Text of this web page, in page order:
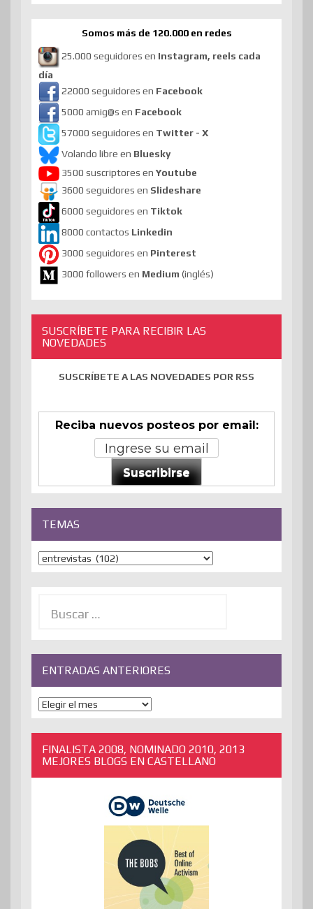
Somos más de 120.000 en redes
25.000 seguidores en Instagram, reels cada
día
22000 seguidores en Facebook
5000 amig@s en Facebook
57000 seguidores en Twitter - X
Volando libre en Bluesky
3500 suscriptores en Youtube
3600 seguidores en Slideshare
6000 seguidores en Tiktok
8000 contactos Linkedin
3000 seguidores en Pinterest
3000 followers en Medium (inglés)
SUSCRÍBETE PARA RECIBIR LAS
NOVEDADES
SUSCRÍBETE A LAS NOVEDADES POR RSS
Reciba nuevos posteos por email:
Suscribirse
TEMAS
Temas
ENTRADAS ANTERIORES
ENTRADAS
ANTERIORES
FINALISTA 2008, NOMINADO 2010, 2013
MEJORES BLOGS EN CASTELLANO